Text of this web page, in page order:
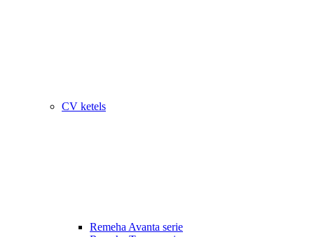
CV ketels
Remeha Avanta serie